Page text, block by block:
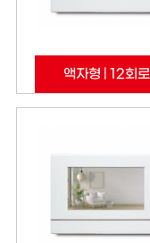
액자형 | 12회로